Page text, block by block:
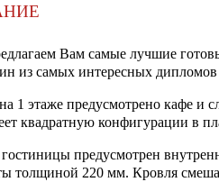
Вам самые лучшие
из самых интересных
1 этаже предусмотрено кафе и
квадратную конфигурации в
предусмотрен
толщиной 220 мм. Кровля